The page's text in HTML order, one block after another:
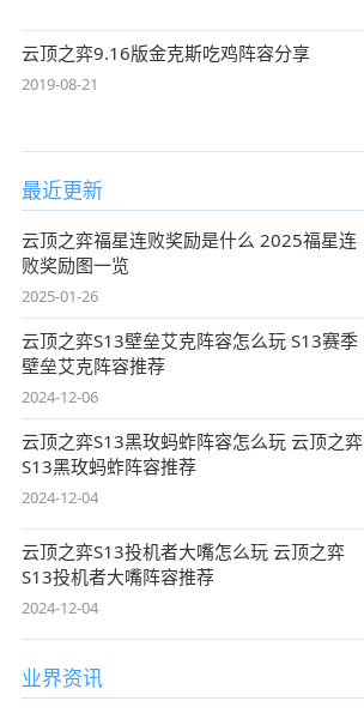
云顶之弈9.16版金克斯吃鸡阵容分享
2019-08-21
最近更新
云顶之弈福星连败奖励是什么 2025福星连
败奖励图一览
2025-01-26
云顶之弈S13壁垒艾克阵容怎么玩 S13赛季
壁垒艾克阵容推荐
2024-12-06
云顶之弈S13黑玫蚂蚱阵容怎么玩 云顶之弈
S13黑玫蚂蚱阵容推荐
2024-12-04
云顶之弈S13投机者大嘴怎么玩 云顶之弈
S13投机者大嘴阵容推荐
2024-12-04
业界资讯